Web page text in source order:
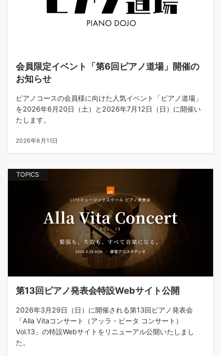
会員限定イベント「第6回ピアノ道場」開催の
お知らせ
ピアノコースの会員様に向けた人気イベント「ピアノ道場」
を2026年6月20日（土）と2026年7月12日（日）に開催い
たします。
2026年6月11日
TOPICS
第13回ピアノ発表会特設Webサイト公開
2026年3月29日（日）に開催される第13回ピアノ発表会
「Alla Vitaコンサート（アッラ・ビータ コンサート）
Vol.13」の特設Webサイトをリニューアル公開いたしまし
た。